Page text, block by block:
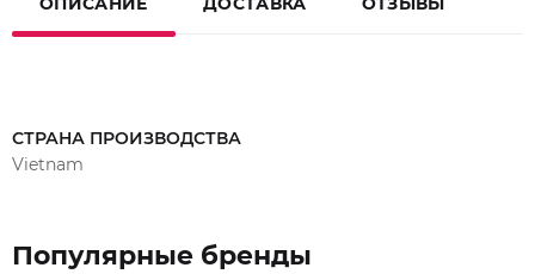
СТРАНА ПРОИЗВОДСТВА
Vietnam
Популярные бренды